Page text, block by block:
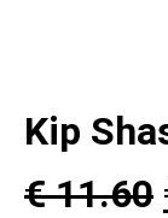
Kip
€11.60